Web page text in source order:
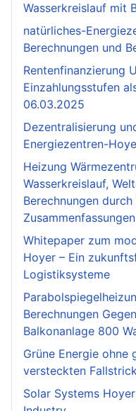
Wasserkreislauf mit
natürliches-
Berechnungen und
Rentenfinanzierung
Einzahlungsstufen
06.03.2025
Dezentralisierung
Energiezentren-
Heizung
Wasserkreislauf,
Berechnungen
Zusammenfassungen
Whitepaper zum
Hoyer – Ein
Logistiksysteme
Berechnungen
Balkonanlage 800
Grüne Energie ohne
versteckten
Solar Systems